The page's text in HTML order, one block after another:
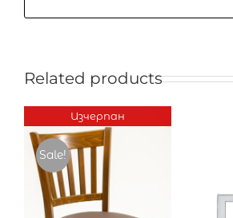
Related products
Изчерпан
Sale!